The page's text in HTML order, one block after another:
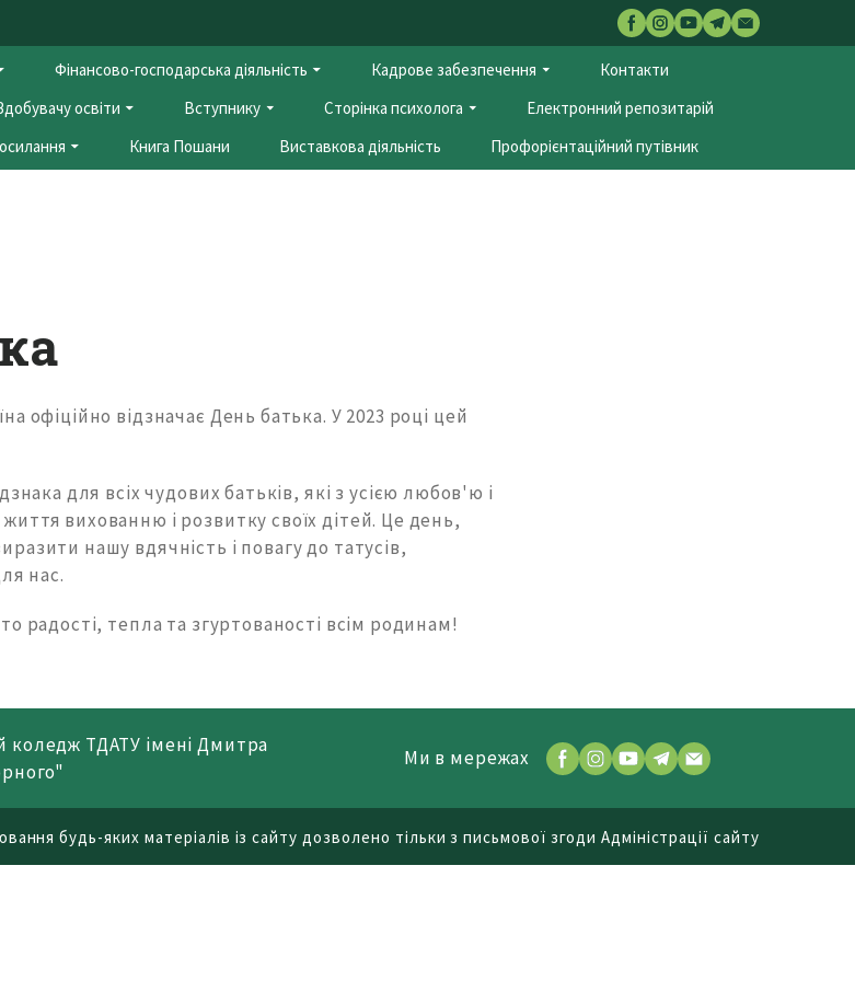
Фінансово-господарська діяльність Кадрове забезпечення
Контакти
освіти Вступнику Сторінка психолога
Електронний репозитарій
Книга Пошани Виставкова діяльність Профорієнтаційний путівник
офіційно відзначає День батька. У 2023 році цей
для всіх чудових батьків, які з усією любов'ю і
вихованню і розвитку своїх дітей. Це день,
нашу вдячність і повагу до татусів,
нас.
радості, тепла та згуртованості всім родинам!
ТДАТУ імені Дмитра
Ми в мережах
будь-яких матеріалів із сайту дозволено тільки з письмової згоди Адміністрації сайту